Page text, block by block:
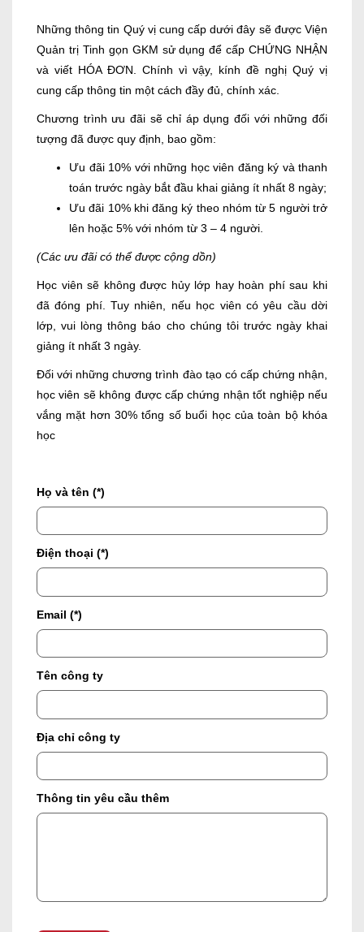
Những thông tin Quý vị cung cấp dưới đây sẽ được Viện
Quản trị Tinh gọn GKM sử dụng để cấp CHỨNG NHẬN
và viết HÓA ĐƠN. Chính vì vậy, kính đề nghị Quý vị
cung cấp thông tin một cách đầy đủ, chính xác.
Chương trình ưu đãi sẽ chỉ áp dụng đối với những đối
tượng đã được quy định, bao gồm:
Ưu đãi 10% với những học viên đăng ký và thanh
toán trước ngày bắt đầu khai giảng ít nhất 8 ngày;
Ưu đãi 10% khi đăng ký theo nhóm từ 5 người trở
lên hoặc 5% với nhóm từ 3 – 4 người.
(Các ưu đãi có thể được cộng dồn)
Học viên sẽ không được hủy lớp hay hoàn phí sau khi
đã đóng phí. Tuy nhiên, nếu học viên có yêu cầu dời
lớp, vui lòng thông báo cho chúng tôi trước ngày khai
giảng ít nhất 3 ngày.
Đối với những chương trình đào tạo có cấp chứng nhận,
học viên sẽ không được cấp chứng nhận tốt nghiệp nếu
vắng mặt hơn 30% tổng số buổi học của toàn bộ khóa
học
Họ và tên (*)
Điện thoại (*)
Email (*)
Tên công ty
Địa chỉ công ty
Thông tin yêu cầu thêm